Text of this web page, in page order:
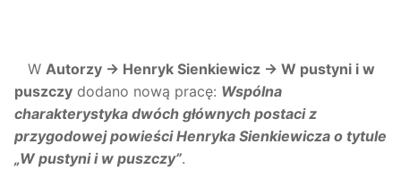
W Autorzy → Henryk Sienkiewicz → W pustyni i w
puszczy dodano nową pracę: Wspólna
charakterystyka dwóch głównych postaci z
przygodowej powieści Henryka Sienkiewicza o tytule
„W pustyni i w puszczy”.